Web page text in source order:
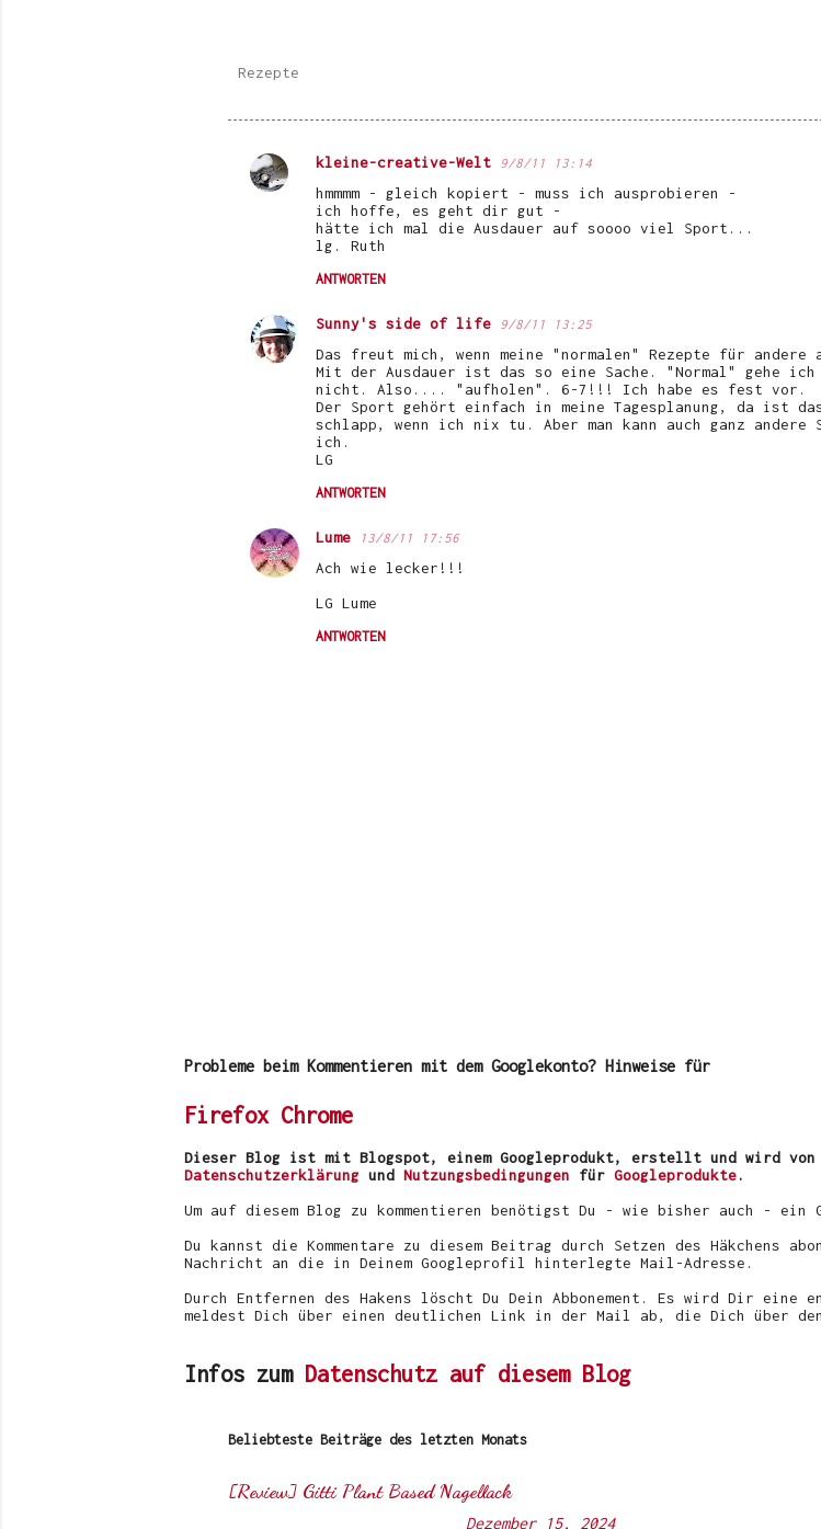
Rezepte
K
n
t
kleine-creative-Welt 9/8/11 13:14
hmmmm - gleich kopiert - muss ich ausprobieren -
ich hoffe, es geht dir gut -
hätte ich mal die Ausdauer auf soooo viel Sport...
lg. Ruth
ANTWORTEN
Sunny's side of life 9/8/11 13:25
Das freut mich, wenn meine "normalen" Rezepte für andere
Mit der Ausdauer ist das so eine Sache. "Normal" gehe
nicht. Also.... "aufholen". 6-7!!! Ich habe es fest vor.
Der Sport gehört einfach in meine Tagesplanung, da ist
schlapp, wenn ich nix tu. Aber man kann auch ganz andere
ich.
LG
ANTWORTEN
Lume 13/8/11 17:56
Ach wie lecker!!!
LG Lume
ANTWORTEN
m
t
r
v
e
r
ö
f
f
e
n
t
l
h
Probleme beim Kommentieren mit dem Googlekonto? Hinweise für
Firefox Chrome
Dieser Blog ist mit Blogspot, einem Googleprodukt, erstellt und wird
Datenschutzerklärung und Nutzungsbedingungen für Googleprodukte.
Um auf diesem Blog zu kommentieren benötigst Du - wie bisher auch - ein
Du kannst die Kommentare zu diesem Beitrag durch Setzen des Häkchens
Nachricht an die in Deinem Googleprofil hinterlegte Mail-Adresse.
Durch Entfernen des Hakens löscht Du Dein Abbonement. Es wird Dir eine
meldest Dich über einen deutlichen Link in der Mail ab, die Dich über
Infos zum Datenschutz auf diesem Blog
Beliebteste Beiträge des letzten Monats
[Review] Gitti Plant Based Nagellack
Dezember 15, 2024